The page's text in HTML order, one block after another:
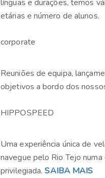
línguas e durações, temos
etárias e número de alunos.
corporate
Reuniões de equipa,
objetivos a bordo dos
HIPPOSPEED
Uma experiência única de
navegue pelo Rio Tejo
privilegiada.SAIBA MAIS